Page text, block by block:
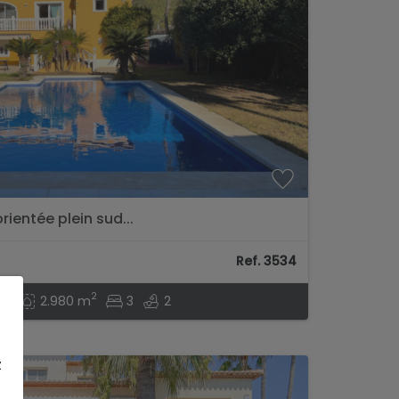
plein sud...
Ref. 3534
2.980 m2 3 2